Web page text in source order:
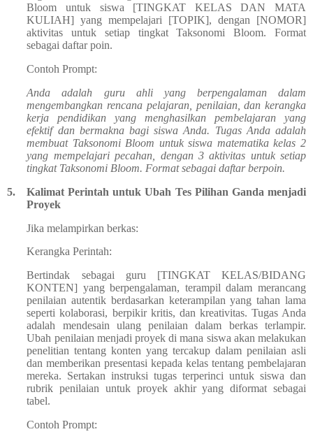
Bloom untuk siswa [TINGKAT KELAS DAN MATA
KULIAH] yang mempelajari [TOPIK], dengan [NOMOR]
aktivitas untuk setiap tingkat Taksonomi Bloom. Format
sebagai daftar poin.
Contoh Prompt:
Anda adalah guru ahli yang berpengalaman dalam
mengembangkan rencana pelajaran, penilaian, dan kerangka
kerja pendidikan yang menghasilkan pembelajaran yang
efektif dan bermakna bagi siswa Anda. Tugas Anda adalah
membuat Taksonomi Bloom untuk siswa matematika kelas 2
yang mempelajari pecahan, dengan 3 aktivitas untuk setiap
tingkat Taksonomi Bloom. Format sebagai daftar berpoin.
5.
Kalimat Perintah untuk Ubah Tes Pilihan Ganda menjadi
Proyek
Jika melampirkan berkas:
Kerangka Perintah:
Bertindak sebagai guru [TINGKAT KELAS/BIDANG
KONTEN] yang berpengalaman, terampil dalam merancang
penilaian autentik berdasarkan keterampilan yang tahan lama
seperti kolaborasi, berpikir kritis, dan kreativitas. Tugas Anda
adalah mendesain ulang penilaian dalam berkas terlampir.
Ubah penilaian menjadi proyek di mana siswa akan melakukan
penelitian tentang konten yang tercakup dalam penilaian asli
dan memberikan presentasi kepada kelas tentang pembelajaran
mereka. Sertakan instruksi tugas terperinci untuk siswa dan
rubrik penilaian untuk proyek akhir yang diformat sebagai
tabel.
Contoh Prompt: